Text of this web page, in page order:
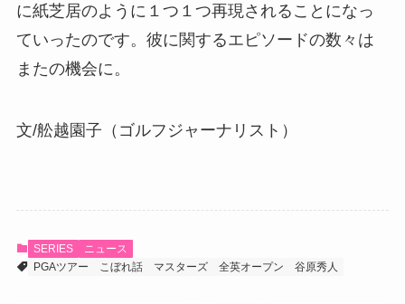
に紙芝居のように１つ１つ再現されることになっ
ていったのです。彼に関するエピソードの数々は
またの機会に。
文/舩越園子（ゴルフジャーナリスト）
SERIES
ニュース
PGAツアー
こぼれ話 マスターズ 全英オープン 谷原秀人